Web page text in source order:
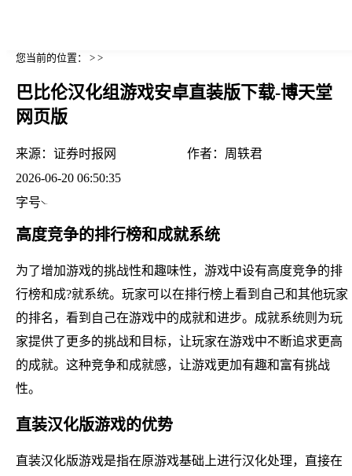
您当前的位置： > >
巴比伦汉化组游戏安卓直装版下载-博天堂
网页版
来源： 证券时报网 作者： 周轶君
2026-06-20 06:50:35
字号
高度竞争的排行榜和成就系统
为了增加游戏的挑战性和趣味性，游戏中设有高度竞争的排
行榜和成?就系统。玩家可以在排行榜上看到自己和其他玩家
的排名，看到自己在游戏中的成就和进步。成就系统则为玩
家提供了更多的挑战和目标，让玩家在游戏中不断追求更高
的成就。这种竞争和成就感，让游戏更加有趣和富有挑战
性。
直装汉化版游戏的优势
直装汉化版游戏是指在原游戏基础上进行汉化处理，直接在